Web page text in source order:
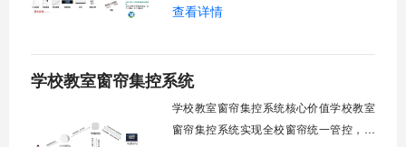
领域，打造教室风扇控制系统，实现温度
分组联动、安全防护六大模块一体化运
行，为学校提供精细化风扇管理方案。
查看详情
学校教室窗帘集控系统
学校教室窗帘集控系统核心价值学校教室
窗帘集控系统实现全校窗帘统一管控，提